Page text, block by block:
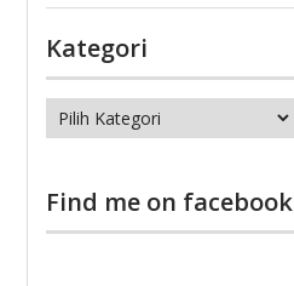
Kategori
Kategori
Find me on facebook